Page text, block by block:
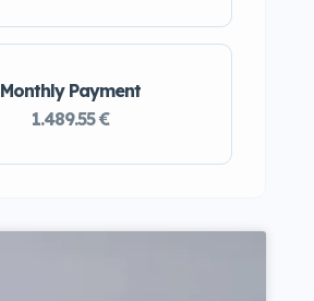
Monthly Payment
1.489.55 €